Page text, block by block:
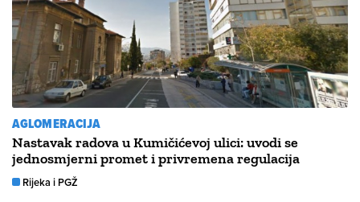
AGLOMERACIJA
Nastavak radova u Kumičićevoj ulici: uvodi se
jednosmjerni promet i privremena regulacija
Rijeka i PGŽ